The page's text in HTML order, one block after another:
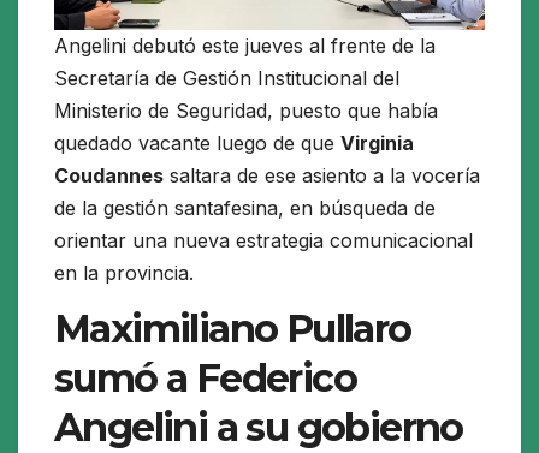
Angelini debutó este jueves al frente de la
Secretaría de Gestión Institucional del
Ministerio de Seguridad, puesto que había
quedado vacante luego de que Virginia
Coudannes saltara de ese asiento a la vocería
de la gestión santafesina, en búsqueda de
orientar una nueva estrategia comunicacional
en la provincia.
Maximiliano Pullaro
sumó a Federico
Angelini a su gobierno